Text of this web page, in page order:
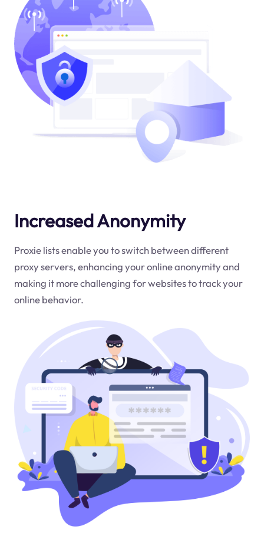
Increased Anonymity
Proxie lists enable you to switch between different
proxy servers, enhancing your online anonymity and
making it more challenging for websites to track your
online behavior.